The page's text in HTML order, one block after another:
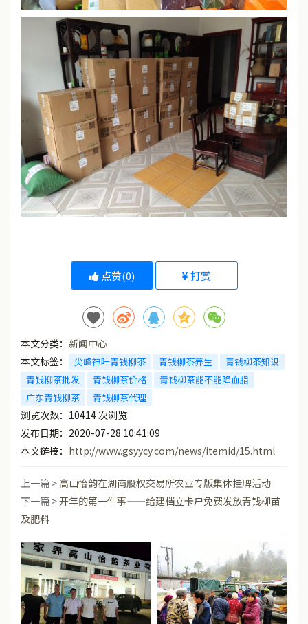
点赞(0) 打赏
本文分类： 新闻中心
本文标签：
尖峰神叶青钱柳茶 青钱柳茶养生
青钱柳茶知识
青钱柳茶批发
青钱柳茶价格
青钱柳茶能不能降血脂
广东青钱柳茶
青钱柳茶代理
浏览次数： 10414次浏览
发布日期：2020-07-28 10:41:09
本文链接： http://www.gsyycy.com/news/itemid/15.html
上一篇 > 高山怡韵在湖南股权交易所农业专版集体挂牌活动
下一篇 >开年的第一件事——给建档立卡户免费发放青钱柳苗
及肥料